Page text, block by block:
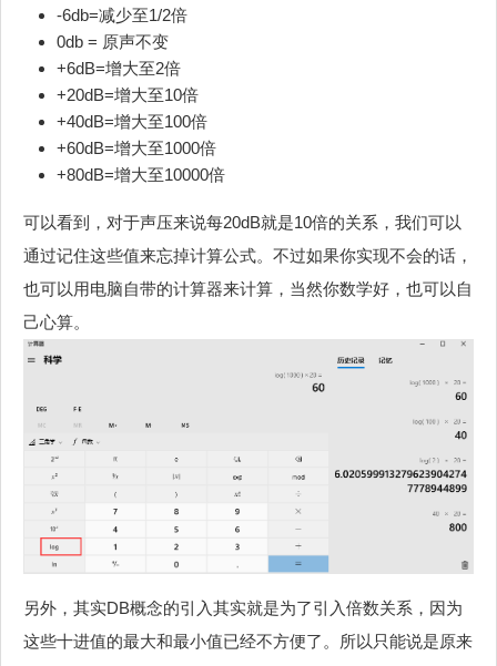
-6db=减少至1/2倍
0db = 原声不变
+6dB=增大至2倍
+20dB=增大至10倍
+40dB=增大至100倍
+60dB=增大至1000倍
+80dB=增大至10000倍
可以看到，对于声压来说每20dB就是10倍的关系，我们可以
通过记住这些值来忘掉计算公式。不过如果你实现不会的话，
也可以用电脑自带的计算器来计算，当然你数学好，也可以自
己心算。
另外，其实DB概念的引入其实就是为了引入倍数关系，因为
这些十进值的最大和最小值已经不方便了。所以只能说是原来